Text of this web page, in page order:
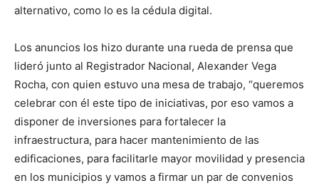
alternativo, como lo es la cédula digital.
Los anuncios los hizo durante una rueda de prensa que
lideró junto al Registrador Nacional, Alexander Vega
Rocha, con quien estuvo una mesa de trabajo, “queremos
celebrar con él este tipo de iniciativas, por eso vamos a
disponer de inversiones para fortalecer la
infraestructura, para hacer mantenimiento de las
edificaciones, para facilitarle mayor movilidad y presencia
en los municipios y vamos a firmar un par de convenios